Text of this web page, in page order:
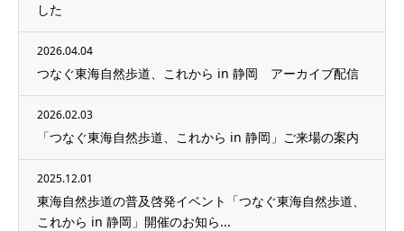
した
2026.04.04
つなぐ東海自然歩道、これから in 静岡 アーカイブ配信
2026.02.03
「つなぐ東海自然歩道、これから in 静岡」ご来場の案内
2025.12.01
東海自然歩道の普及啓発イベント「つなぐ東海自然歩道、
これから in 静岡」開催のお知ら...